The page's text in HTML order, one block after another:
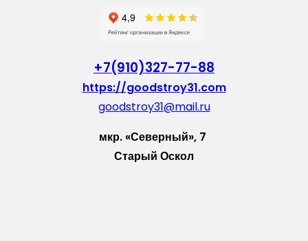
+7(910)327-77-88
https://goodstroy31.com
goodstroy31@mail.ru
мкр. «Северный», 7
Старый Оскол